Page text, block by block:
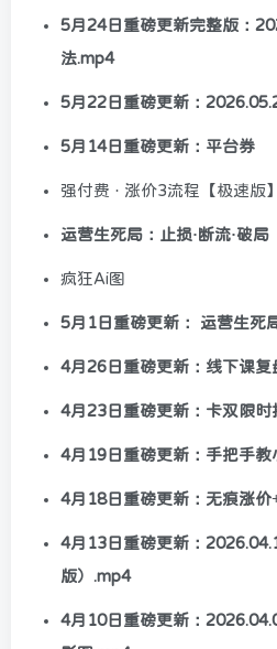
5月24日重磅更新完整版：
法.mp4
5月22日重磅更新：
5月14日重磅更新：平台券
强付费 · 涨价3流程【极速版】
运营生死局：止损·断流·破局
疯狂Ai图
5月1日重磅更新： 运营生死
4月26日重磅更新：线下课复
4月23日重磅更新：卡双限时
4月19日重磅更新：手把手教
4月18日重磅更新：无痕涨价
4月13日重磅更新：
版）.mp4
4月10日重磅更新：